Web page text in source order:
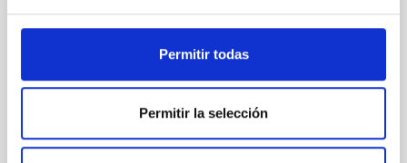
Permitir todas
Permitir la selección
distribuciones estelares tan extendidas
distribución de estrellas muy poco concentrada. Esta
observación es difícil de reconciliar con las
oscura. Nuestro trabajo muestra que si los halos de